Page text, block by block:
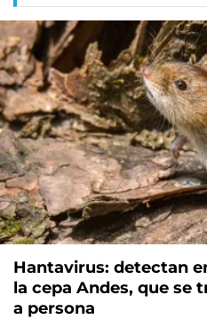
Hantavirus: detectan
la cepa Andes, que se
a persona